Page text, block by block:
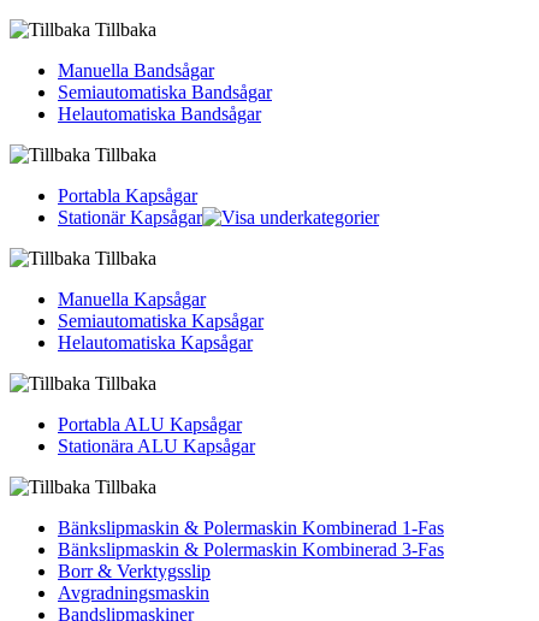
Tillbaka
Manuella Bandsågar
Semiautomatiska Bandsågar
Helautomatiska Bandsågar
Tillbaka
Portabla Kapsågar
Stationär Kapsågar
Tillbaka
Manuella Kapsågar
Semiautomatiska Kapsågar
Helautomatiska Kapsågar
Tillbaka
Portabla ALU Kapsågar
Stationära ALU Kapsågar
Tillbaka
Bänkslipmaskin & Polermaskin Kombinerad 1-Fas
Bänkslipmaskin & Polermaskin Kombinerad 3-Fas
Borr & Verktygsslip
Avgradningsmaskin
Bandslipmaskiner